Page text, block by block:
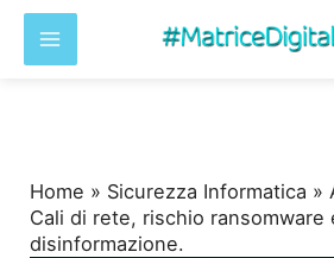
Home » Sicurezza Informatica »
Cali di rete, rischio ransomware
disinformazione.